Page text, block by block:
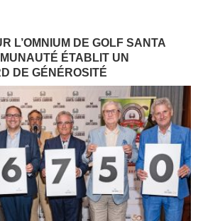
L’OMNIUM DE GOLF SANTA
ÉTABLIT UN
DE GÉNÉROSITÉ